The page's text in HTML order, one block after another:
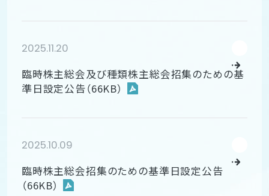
2025.11.20
臨時株主総会及び種類株主総会招集のための基
準日設定公告（66KB）
2025.10.09
臨時株主総会招集のための基準日設定公告
（66KB）